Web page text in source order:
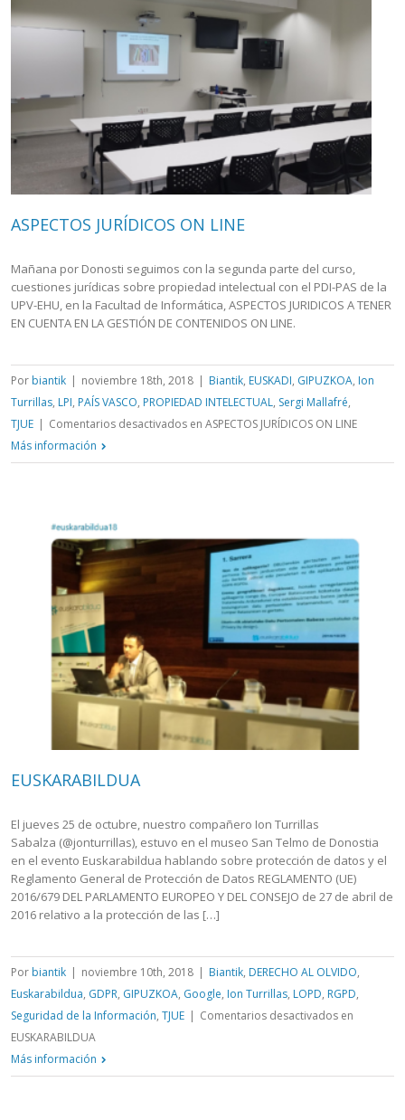
ASPECTOS JURÍDICOS ON LINE
Mañana por Donosti seguimos con la segunda parte del curso,
cuestiones jurídicas sobre propiedad intelectual con el PDI-PAS de la
UPV-EHU, en la Facultad de Informática, ASPECTOS JURIDICOS A TENER
EN CUENTA EN LA GESTIÓN DE CONTENIDOS ON LINE.
Por biantik | noviembre 18th, 2018 | Biantik, EUSKADI, GIPUZKOA, Ion
Turrillas, LPI, PAÍS VASCO, PROPIEDAD INTELECTUAL, Sergi Mallafré,
TJUE | Comentarios desactivados en ASPECTOS JURÍDICOS ON LINE
Más información
EUSKARABILDUA
El jueves 25 de octubre, nuestro compañero Ion Turrillas
Sabalza (@jonturrillas), estuvo en el museo San Telmo de Donostia
en el evento Euskarabildua hablando sobre protección de datos y el
Reglamento General de Protección de Datos REGLAMENTO (UE)
2016/679 DEL PARLAMENTO EUROPEO Y DEL CONSEJO de 27 de abril de
2016 relativo a la protección de las […]
Por biantik | noviembre 10th, 2018 | Biantik, DERECHO AL OLVIDO,
Euskarabildua, GDPR, GIPUZKOA, Google, Ion Turrillas, LOPD, RGPD,
Seguridad de la Información, TJUE | Comentarios desactivados en
EUSKARABILDUA
Más información